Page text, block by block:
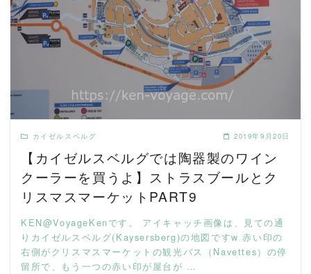
READ MORE
カイゼルスベルグ 2019年9月20日
【カイゼルスベルグでは陶器製のワイン
クーラーを買うよ】ストラスブールとク
リスマスマーケットPART9
KEN@VoyageKenです。 アイキャッチ画像は、見ての通
りカイゼルスベルグ(Kaysersberg)の地図ですw 赤い印の
右側がクリスマスマーケットの観光バス（Navettes）の停
留所で、もう一つの赤い印が屋台が …